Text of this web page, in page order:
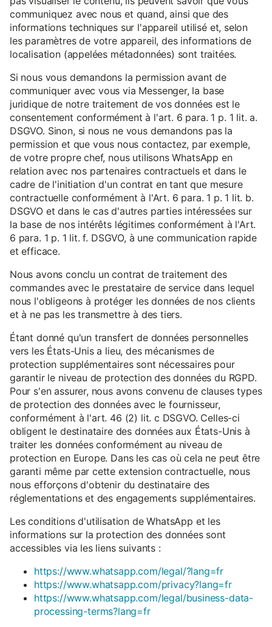
communiquez avec nous et quand, ainsi que des
informations techniques sur l'appareil utilisé et, selon
les paramètres de votre appareil, des informations de
localisation (appelées métadonnées) sont traitées.
Si nous vous demandons la permission avant de
communiquer avec vous via Messenger, la base
juridique de notre traitement de vos données est le
consentement conformément à l'art. 6 para. 1 p. 1 lit. a.
DSGVO. Sinon, si nous ne vous demandons pas la
permission et que vous nous contactez, par exemple,
de votre propre chef, nous utilisons WhatsApp en
relation avec nos partenaires contractuels et dans le
cadre de l'initiation d'un contrat en tant que mesure
contractuelle conformément à l'Art. 6 para. 1 p. 1 lit. b.
DSGVO et dans le cas d'autres parties intéressées sur
la base de nos intérêts légitimes conformément à l'Art.
6 para. 1 p. 1 lit. f. DSGVO, à une communication rapide
et efficace.
Nous avons conclu un contrat de traitement des
commandes avec le prestataire de service dans lequel
nous l'obligeons à protéger les données de nos clients
et à ne pas les transmettre à des tiers.
Étant donné qu'un transfert de données personnelles
vers les États-Unis a lieu, des mécanismes de
protection supplémentaires sont nécessaires pour
garantir le niveau de protection des données du RGPD.
Pour s'en assurer, nous avons convenu de clauses types
de protection des données avec le fournisseur,
conformément à l'art. 46 (2) lit. c DSGVO. Celles-ci
obligent le destinataire des données aux États-Unis à
traiter les données conformément au niveau de
protection en Europe. Dans les cas où cela ne peut être
garanti même par cette extension contractuelle, nous
nous efforçons d'obtenir du destinataire des
réglementations et des engagements supplémentaires.
Les conditions d'utilisation de WhatsApp et les
informations sur la protection des données sont
accessibles via les liens suivants :
https://www.whatsapp.com/legal/?lang=fr
https://www.whatsapp.com/privacy?lang=fr
https://www.whatsapp.com/legal/business-data-
processing-terms?lang=fr